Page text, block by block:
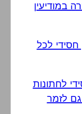
במודיעין
חסידי לכל
לחתונות
לזמר